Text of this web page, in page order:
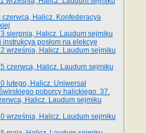
czerwca, Halicz. Konfederacya
sierpnia, Halicz. Laudum sejmiku
instrukcya posłom na elekcyę
września, Halicz. Laudum sejmiku
czerwca, Halicz. Laudum sejmiku
lutego, Halicz. Uniwersał
poborcy halickiego. 37.
Halicz. Laudum sejmiku
września, Halicz. Laudum sejmiku